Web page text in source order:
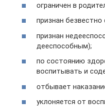
ограничен в
признан
признан
дееспособным);
по состоянию
воспитывать и
отбывает
уклоняется от